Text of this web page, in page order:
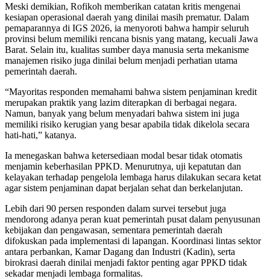
Meski demikian, Rofikoh memberikan catatan kritis mengenai
kesiapan operasional daerah yang dinilai masih prematur. Dalam
pemaparannya di IGS 2026, ia menyoroti bahwa hampir seluruh
provinsi belum memiliki rencana bisnis yang matang, kecuali Jawa
Barat. Selain itu, kualitas sumber daya manusia serta mekanisme
manajemen risiko juga dinilai belum menjadi perhatian utama
pemerintah daerah.
“Mayoritas responden memahami bahwa sistem penjaminan kredit
merupakan praktik yang lazim diterapkan di berbagai negara.
Namun, banyak yang belum menyadari bahwa sistem ini juga
memiliki risiko kerugian yang besar apabila tidak dikelola secara
hati-hati,” katanya.
Ia menegaskan bahwa ketersediaan modal besar tidak otomatis
menjamin keberhasilan PPKD. Menurutnya, uji kepatutan dan
kelayakan terhadap pengelola lembaga harus dilakukan secara ketat
agar sistem penjaminan dapat berjalan sehat dan berkelanjutan.
Lebih dari 90 persen responden dalam survei tersebut juga
mendorong adanya peran kuat pemerintah pusat dalam penyusunan
kebijakan dan pengawasan, sementara pemerintah daerah
difokuskan pada implementasi di lapangan. Koordinasi lintas sektor
antara perbankan, Kamar Dagang dan Industri (Kadin), serta
birokrasi daerah dinilai menjadi faktor penting agar PPKD tidak
sekadar menjadi lembaga formalitas.